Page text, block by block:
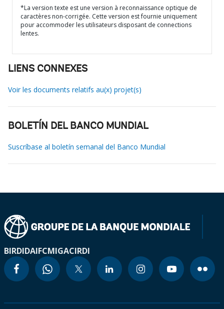
*La version texte est une version à reconnaissance optique de
caractères non-corrigée. Cette version est fournie uniquement
pour accommoder les utilisateurs disposant de connections
lentes.
LIENS CONNEXES
Voir les documents relatifs au(x) projet(s)
BOLETÍN DEL BANCO MUNDIAL
Suscríbase al boletín semanal del Banco Mundial
BIRDIDAIFCMIGACIRDI